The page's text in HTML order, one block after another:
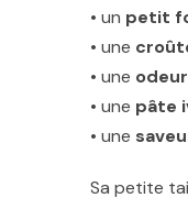
• un petit
• une
• une
• une pâte
• une
Sa petite